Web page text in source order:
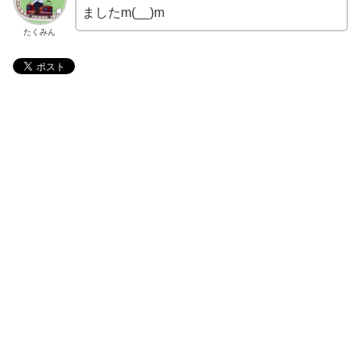
たくみん
ましたm(__)m